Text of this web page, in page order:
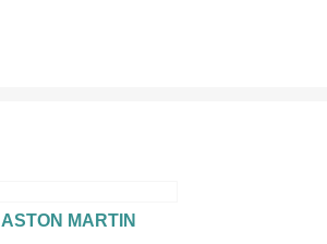
ASTON MARTIN